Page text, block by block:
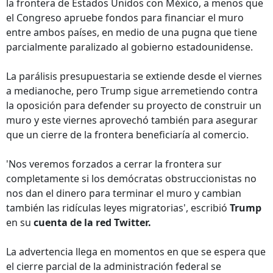
la frontera de Estados Unidos con México, a menos que
el Congreso apruebe fondos para financiar el muro
entre ambos países, en medio de una pugna que tiene
parcialmente paralizado al gobierno estadounidense.
La parálisis presupuestaria se extiende desde el viernes
a medianoche, pero Trump sigue arremetiendo contra
la oposición para defender su proyecto de construir un
muro y este viernes aprovechó también para asegurar
que un cierre de la frontera beneficiaría al comercio.
'Nos veremos forzados a cerrar la frontera sur
completamente si los demócratas obstruccionistas no
nos dan el dinero para terminar el muro y cambian
también las ridículas leyes migratorias', escribió Trump
en su cuenta de la red Twitter.
La advertencia llega en momentos en que se espera que
el cierre parcial de la administración federal se